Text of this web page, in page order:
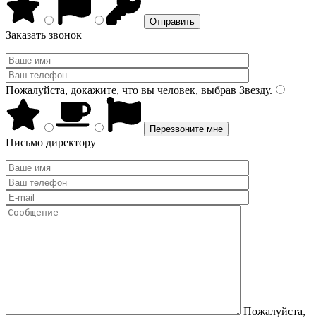
Заказать звонок
Пожалуйста, докажите, что вы человек, выбрав Звезду.
Письмо директору
Пожалуйста,